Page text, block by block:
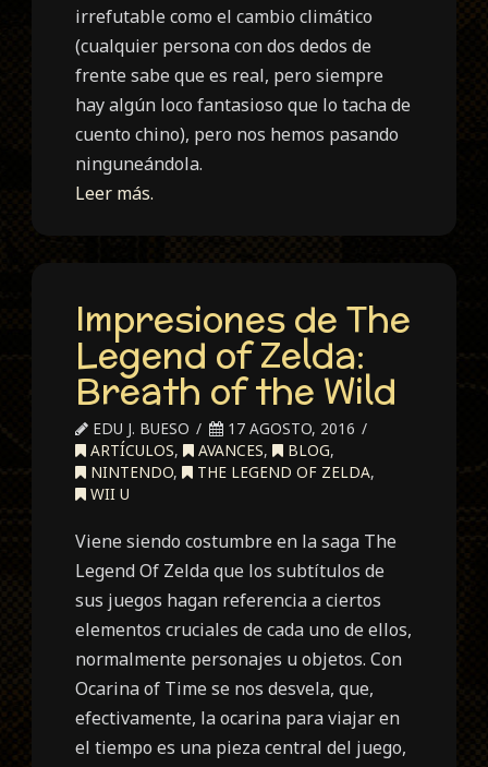
irrefutable como el cambio climático
(cualquier persona con dos dedos de
frente sabe que es real, pero siempre
hay algún loco fantasioso que lo tacha de
cuento chino), pero nos hemos pasando
ninguneándola.
Leer más.
Impresiones de The
Legend of Zelda:
Breath of the Wild
EDU J. BUESO
17 AGOSTO, 2016
ARTÍCULOS, AVANCES, BLOG,
NINTENDO, THE LEGEND OF ZELDA,
WII U
Viene siendo costumbre en la saga The
Legend Of Zelda que los subtítulos de
sus juegos hagan referencia a ciertos
elementos cruciales de cada uno de ellos,
normalmente personajes u objetos. Con
Ocarina of Time se nos desvela, que,
efectivamente, la ocarina para viajar en
el tiempo es una pieza central del juego,